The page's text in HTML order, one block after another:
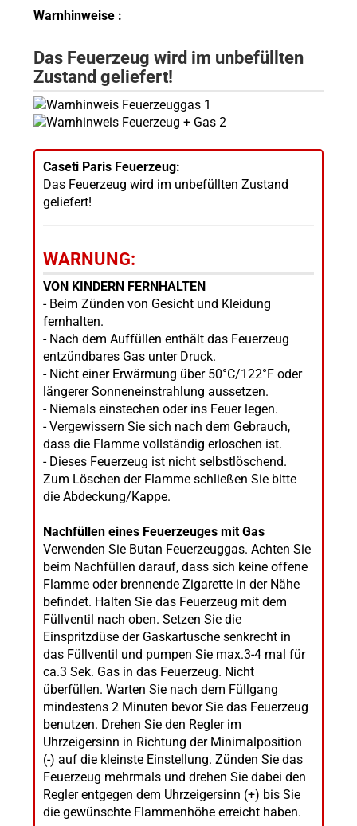
Warnhinweise :
Das Feuerzeug wird im unbefüllten
Zustand geliefert!
Caseti Paris Feuerzeug:
Das Feuerzeug wird im unbefüllten Zustand
geliefert!
WARNUNG:
VON KINDERN FERNHALTEN
- Beim Zünden von Gesicht und Kleidung
fernhalten.
- Nach dem Auffüllen enthält das Feuerzeug
entzündbares Gas unter Druck.
- Nicht einer Erwärmung über 50°C/122°F oder
längerer Sonneneinstrahlung aussetzen.
- Niemals einstechen oder ins Feuer legen.
- Vergewissern Sie sich nach dem Gebrauch,
dass die Flamme vollständig erloschen ist.
- Dieses Feuerzeug ist nicht selbstlöschend.
Zum Löschen der Flamme schließen Sie bitte
die Abdeckung/Kappe.
Nachfüllen eines Feuerzeuges mit Gas
Verwenden Sie Butan Feuerzeuggas. Achten Sie
beim Nachfüllen darauf, dass sich keine offene
Flamme oder brennende Zigarette in der Nähe
befindet. Halten Sie das Feuerzeug mit dem
Füllventil nach oben. Setzen Sie die
Einspritzdüse der Gaskartusche senkrecht in
das Füllventil und pumpen Sie max.3-4 mal für
ca.3 Sek. Gas in das Feuerzeug. Nicht
überfüllen. Warten Sie nach dem Füllgang
mindestens 2 Minuten bevor Sie das Feuerzeug
benutzen. Drehen Sie den Regler im
Uhrzeigersinn in Richtung der Minimalposition
(-) auf die kleinste Einstellung. Zünden Sie das
Feuerzeug mehrmals und drehen Sie dabei den
Regler entgegen dem Uhrzeigersinn (+) bis Sie
die gewünschte Flammenhöhe erreicht haben.